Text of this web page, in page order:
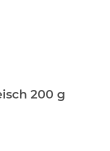
200 g